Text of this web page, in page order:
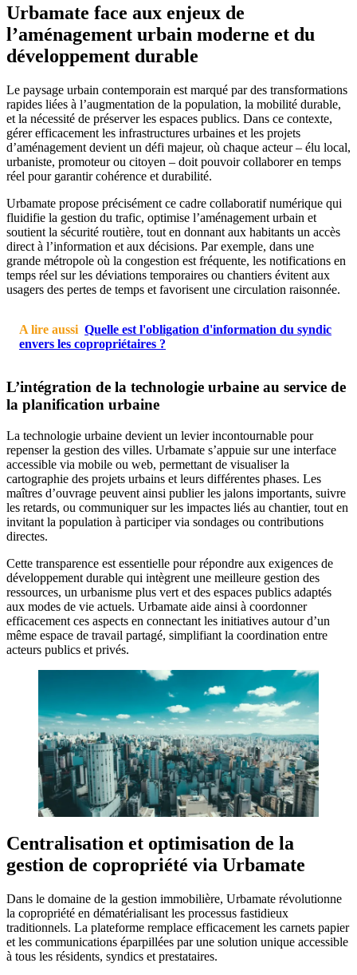
Urbamate face aux enjeux de
l’aménagement urbain moderne et du
développement durable
Le paysage urbain contemporain est marqué par des transformations
rapides liées à l’augmentation de la population, la mobilité durable,
et la nécessité de préserver les espaces publics. Dans ce contexte,
gérer efficacement les infrastructures urbaines et les projets
d’aménagement devient un défi majeur, où chaque acteur – élu local,
urbaniste, promoteur ou citoyen – doit pouvoir collaborer en temps
réel pour garantir cohérence et durabilité.
Urbamate propose précisément ce cadre collaboratif numérique qui
fluidifie la gestion du trafic, optimise l’aménagement urbain et
soutient la sécurité routière, tout en donnant aux habitants un accès
direct à l’information et aux décisions. Par exemple, dans une
grande métropole où la congestion est fréquente, les notifications en
temps réel sur les déviations temporaires ou chantiers évitent aux
usagers des pertes de temps et favorisent une circulation raisonnée.
A lire aussi Quelle est l'obligation d'information du syndic
envers les copropriétaires ?
L’intégration de la technologie urbaine au service de
la planification urbaine
La technologie urbaine devient un levier incontournable pour
repenser la gestion des villes. Urbamate s’appuie sur une interface
accessible via mobile ou web, permettant de visualiser la
cartographie des projets urbains et leurs différentes phases. Les
maîtres d’ouvrage peuvent ainsi publier les jalons importants, suivre
les retards, ou communiquer sur les impactes liés au chantier, tout en
invitant la population à participer via sondages ou contributions
directes.
Cette transparence est essentielle pour répondre aux exigences de
développement durable qui intègrent une meilleure gestion des
ressources, un urbanisme plus vert et des espaces publics adaptés
aux modes de vie actuels. Urbamate aide ainsi à coordonner
efficacement ces aspects en connectant les initiatives autour d’un
même espace de travail partagé, simplifiant la coordination entre
acteurs publics et privés.
Centralisation et optimisation de la
gestion de copropriété via Urbamate
Dans le domaine de la gestion immobilière, Urbamate révolutionne
la copropriété en dématérialisant les processus fastidieux
traditionnels. La plateforme remplace efficacement les carnets papier
et les communications éparpillées par une solution unique accessible
à tous les résidents, syndics et prestataires.